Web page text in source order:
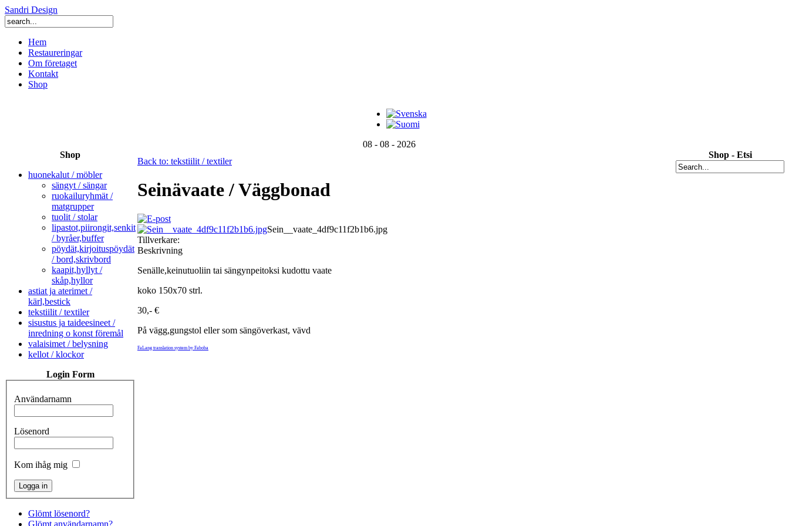
Sandri Design
Hem
Restaureringar
Om företaget
Kontakt
Shop
08 - 08 - 2026
Shop
huonekalut / möbler
sängyt / sängar
ruokailuryhmät /
matgrupper
tuolit / stolar
lipastot,piirongit,senkit
/ byråer,buffer
pöydät,kirjoituspöydät
/ bord,skrivbord
kaapit,hyllyt /
skåp,hyllor
astiat ja aterimet /
kärl,bestick
tekstiilit / textiler
sisustus ja taideesineet /
inredning o konst föremål
valaisimet / belysning
kellot / klockor
Login Form
Användarnamn
Lösenord
Kom ihåg mig
Glömt lösenord?
Glömt användarnamn?
Back to: tekstiilit / textiler
Seinävaate / Väggbonad
Sein__vaate_4df9c11f2b1b6.jpg
Tillverkare:
Beskrivning
Senälle,keinutuoliin tai sängynpeitoksi kudottu vaate
koko 150x70 strl.
30,- €
På vägg,gungstol eller som sängöverkast, vävd
FaLang translation system by Faboba
Shop - Etsi